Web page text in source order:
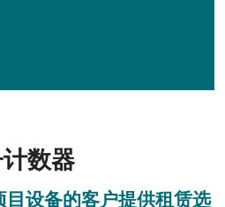
数器
设备的客户提供租赁选